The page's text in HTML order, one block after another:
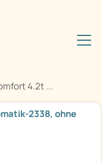
4.2t ...
2338, ohne